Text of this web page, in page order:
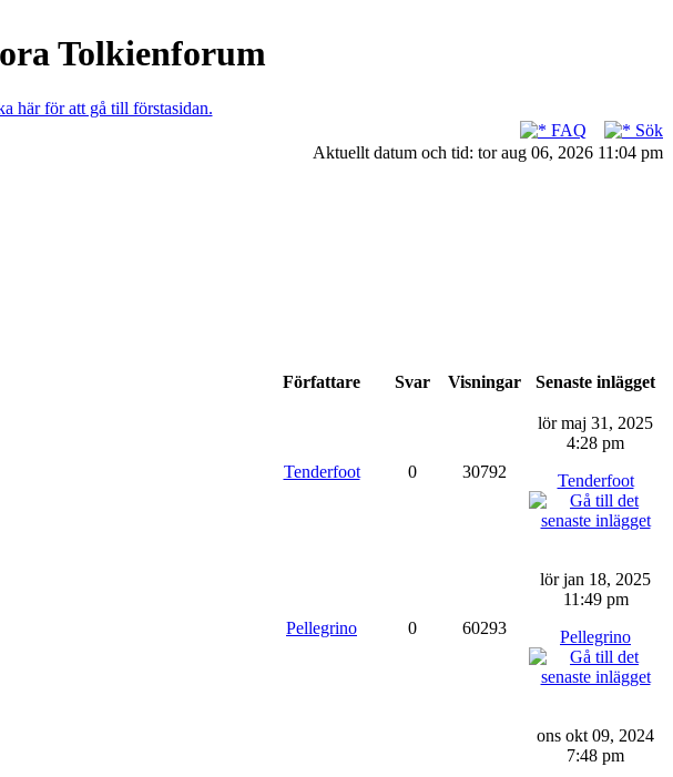
Tolkienforum
här för att gå till förstasidan.
FAQ
Sök
Aktuellt datum och tid: tor aug 06, 2026 11:04 pm
Författare Svar Visningar Senaste inlägget
Tenderfoot 0 30792
lör maj 31, 2025
4:28 pm
Tenderfoot
Pellegrino 0 60293
lör jan 18, 2025
11:49 pm
Pellegrino
ons okt 09, 2024
7:48 pm